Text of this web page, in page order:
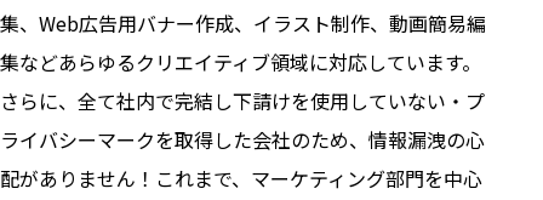
集、Web広告用バナー作成、イラスト制作、動画簡易編
集などあらゆるクリエイティブ領域に対応しています。
さらに、全て社内で完結し下請けを使用していない・プ
ライバシーマークを取得した会社のため、情報漏洩の心
配がありません！これまで、マーケティング部門を中心